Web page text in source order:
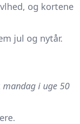
og kortene
jul og nytår.
mandag i uge 50